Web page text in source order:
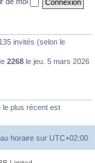
invités (selon le
2268 le jeu. 5 mars 2026
le plus récent est
horaire sur UTC+02:00